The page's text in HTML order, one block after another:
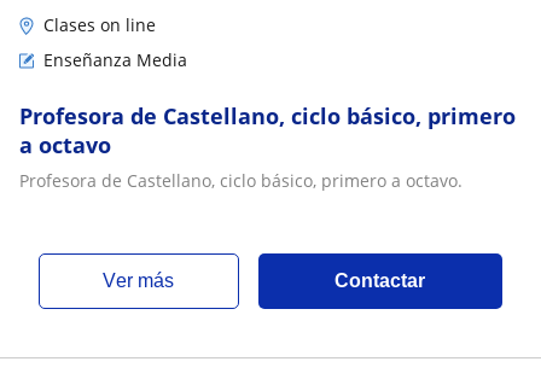
Clases on line
Enseñanza Media
Profesora de Castellano, ciclo básico, primero
a octavo
Profesora de Castellano, ciclo básico, primero a octavo.
ver más Contactar